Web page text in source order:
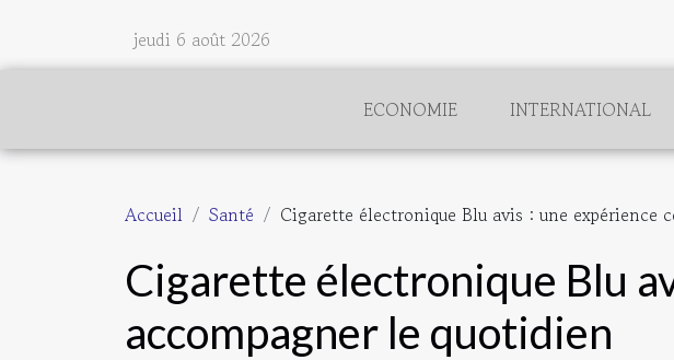
jeudi 6 août 2026
ECONOMIE INTERNATIONAL
Accueil Santé Cigarette électronique Blu avis : une expérience
Cigarette électronique Blu
accompagner le quotidien